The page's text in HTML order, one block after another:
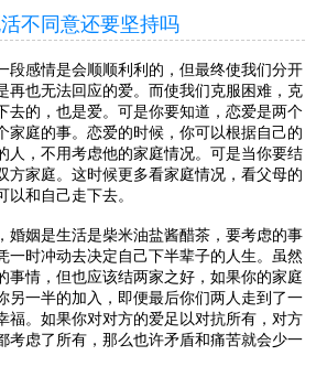
同意还要坚持吗
感情是会顺顺利利的，但最终使我们分开
再也无法回应的爱。而使我们克服困难，克
去的，也是爱。可是你要知道，恋爱是两个
家庭的事。恋爱的时候，你可以根据自己的
人，不用考虑他的家庭情况。可是当你要结
方家庭。这时候更多看家庭情况，看父母的
和自己走下去。
姻是生活是柴米油盐酱醋茶，要考虑的事
一时冲动去决定自己下半辈子的人生。虽然
事情，但也应该结两家之好，如果你的家庭
另一半的加入，即便最后你们两人走到了一
福。如果你对对方的爱足以对抗所有，对方
考虑了所有，那么也许矛盾和痛苦就会少一